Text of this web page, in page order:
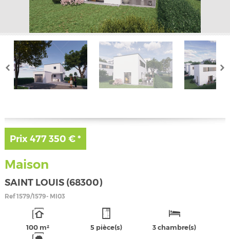
Prix477 350 €*
Maison
SAINT LOUIS (68300)
Ref1579/1579- MI03
100 m² 5 pièce(s) 3 chambre(s)